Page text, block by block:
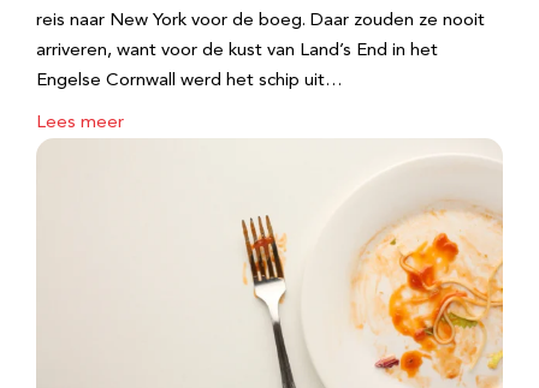
reis naar New York voor de boeg. Daar zouden ze nooit
arriveren, want voor de kust van Land’s End in het
Engelse Cornwall werd het schip uit…
Lees meer